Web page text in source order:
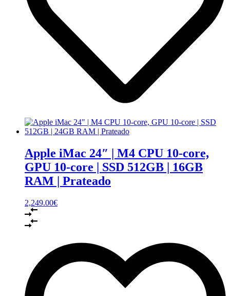
Apple iMac 24″ | M4 CPU 10‑core,
GPU 10-core | SSD 512GB | 16GB
RAM | Prateado
2,249.00€